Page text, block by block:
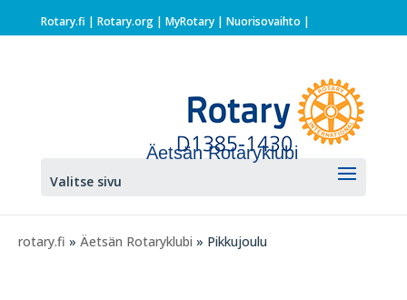
Rotary.fi | Rotary.org| MyRotary | Nuorisovaihto |
Äetsän Rotaryklubi
Valitse sivu
rotary.fi » Äetsän Rotaryklubi » Pikkujoulu